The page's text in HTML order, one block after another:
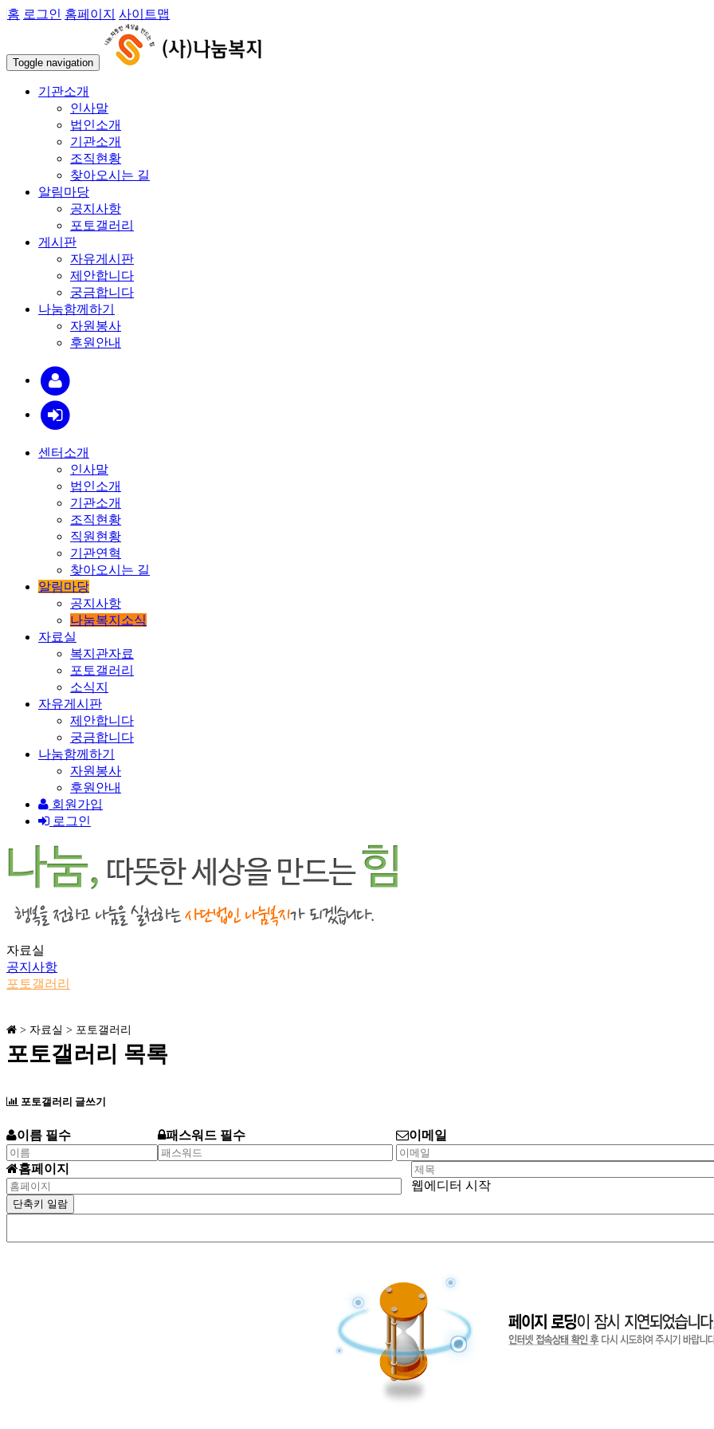
홈 로그인 홈페이지 사이트맵
Toggle navigation
기관소개
인사말
법인소개
기관소개
조직현황
찾아오시는 길
알림마당
공지사항
포토갤러리
게시판
자유게시판
제안합니다
궁금합니다
나눔함께하기
자원봉사
후원안내
센터소개
인사말
법인소개
기관소개
조직현황
직원현황
기관연혁
찾아오시는 길
알림마당
공지사항
나눔복지소식
자료실
복지관자료
포토갤러리
소식지
자유게시판
제안합니다
궁금합니다
나눔함께하기
자원봉사
후원안내
회원가입
로그인
자료실
공지사항
포토갤러리
> 자료실 > 포토갤러리
포토갤러리 목록
포토갤러리 글쓰기
이름 필수 패스워드 필수 이메일
홈페이지
웹에디터 시작
단축키 일람